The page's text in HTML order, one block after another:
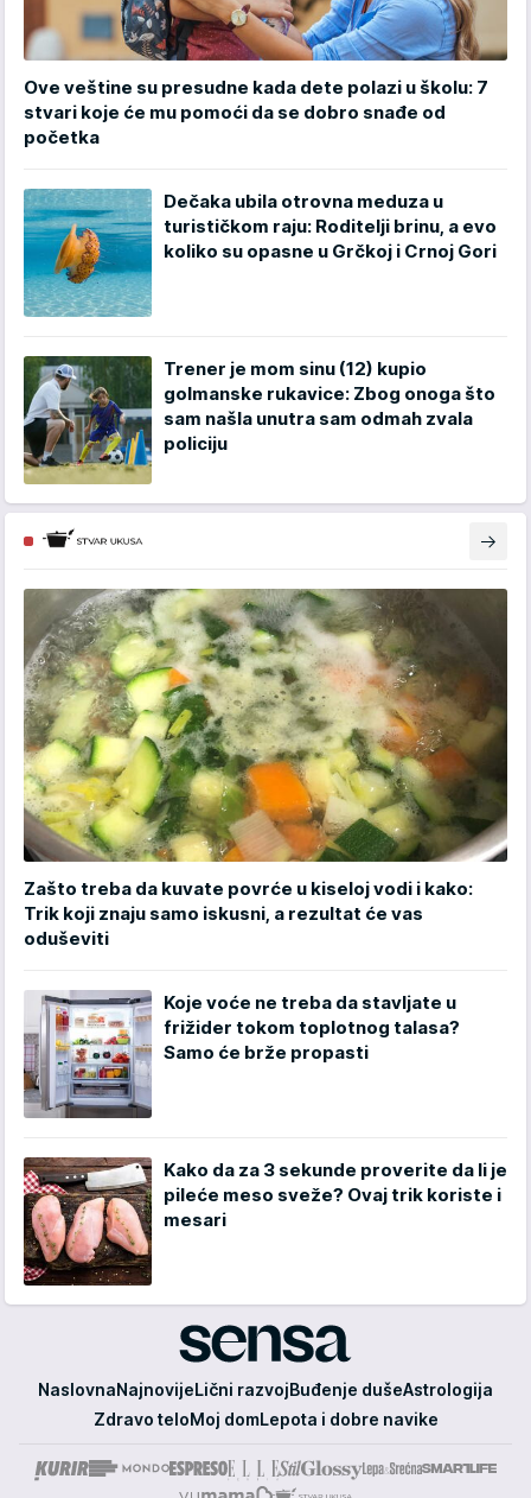
Ove veštine su presudne kada dete polazi u školu: 7
stvari koje će mu pomoći da se dobro snađe od
početka
Dečaka ubila otrovna meduza u
turističkom raju: Roditelji brinu, a evo
koliko su opasne u Grčkoj i Crnoj Gori
Trener je mom sinu (12) kupio
golmanske rukavice: Zbog onoga što
sam našla unutra sam odmah zvala
policiju
Zašto treba da kuvate povrće u kiseloj vodi i kako:
Trik koji znaju samo iskusni, a rezultat će vas
oduševiti
Koje voće ne treba da stavljate u
frižider tokom toplotnog talasa?
Samo će brže propasti
Kako da za 3 sekunde proverite da li je
pileće meso sveže? Ovaj trik koriste i
mesari
Sensa
NaslovnaNajnovijeLični razvojBuđenje dušeAstrologija
Zdravo teloMoj domLepota i dobre navike